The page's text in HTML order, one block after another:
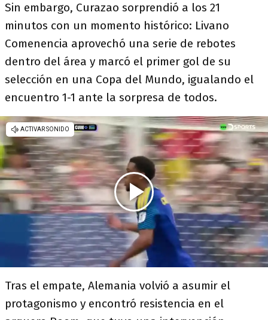
Sin embargo, Curazao sorprendió a los 21
minutos con un momento histórico: Livano
Comenencia aprovechó una serie de rebotes
dentro del área y marcó el primer gol de su
selección en una Copa del Mundo, igualando el
encuentro 1-1 ante la sorpresa de todos.
Tras el empate, Alemania volvió a asumir el
protagonismo y encontró resistencia en el